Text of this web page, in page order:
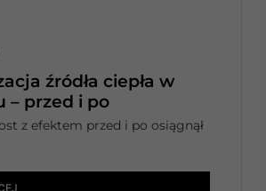
źródła ciepła w
– przed i po
z efektem przed i po osiągnął